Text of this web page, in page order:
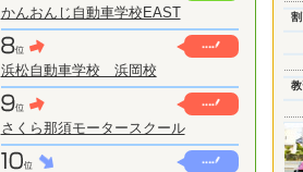
かんおんじ自動車学校EAST
浜松自動車学校 浜岡校
さくら那須モータースクール
割